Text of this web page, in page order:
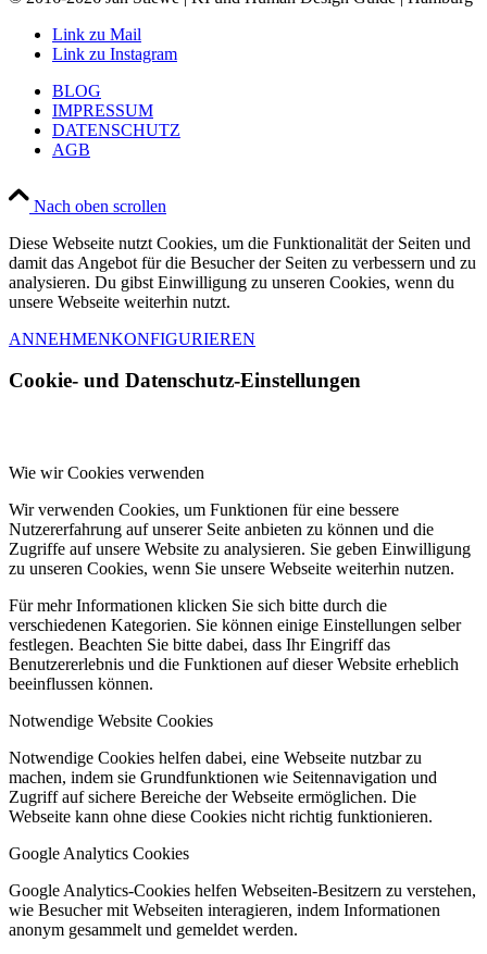
Link zu Mail
Link zu Instagram
BLOG
IMPRESSUM
DATENSCHUTZ
AGB
Nach oben scrollen
Diese Webseite nutzt Cookies, um die Funktionalität der Seiten und
damit das Angebot für die Besucher der Seiten zu verbessern und zu
analysieren. Du gibst Einwilligung zu unseren Cookies, wenn du
unsere Webseite weiterhin nutzt.
ANNEHMENKONFIGURIEREN
Cookie- und Datenschutz-Einstellungen
Wie wir Cookies verwenden
Wir verwenden Cookies, um Funktionen für eine bessere
Nutzererfahrung auf unserer Seite anbieten zu können und die
Zugriffe auf unsere Website zu analysieren. Sie geben Einwilligung
zu unseren Cookies, wenn Sie unsere Webseite weiterhin nutzen.
Für mehr Informationen klicken Sie sich bitte durch die
verschiedenen Kategorien. Sie können einige Einstellungen selber
festlegen. Beachten Sie bitte dabei, dass Ihr Eingriff das
Benutzererlebnis und die Funktionen auf dieser Website erheblich
beeinflussen können.
Notwendige Website Cookies
Notwendige Cookies helfen dabei, eine Webseite nutzbar zu
machen, indem sie Grundfunktionen wie Seitennavigation und
Zugriff auf sichere Bereiche der Webseite ermöglichen. Die
Webseite kann ohne diese Cookies nicht richtig funktionieren.
Google Analytics Cookies
Google Analytics-Cookies helfen Webseiten-Besitzern zu verstehen,
wie Besucher mit Webseiten interagieren, indem Informationen
anonym gesammelt und gemeldet werden.